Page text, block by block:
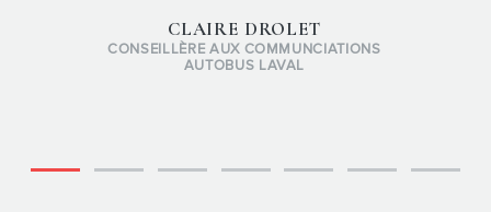
CLAIRE DROLET
CONSEILLÈRE AUX COMMUNCIATIONS
AUTOBUS LAVAL